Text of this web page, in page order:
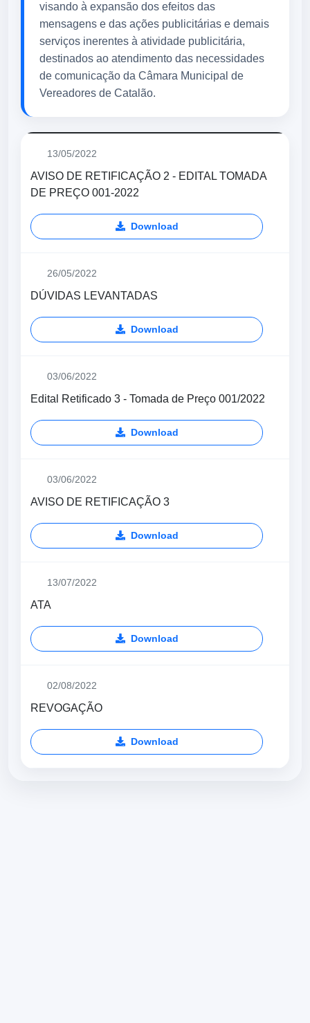
visando à expansão dos efeitos das
mensagens e das ações publicitárias e demais
serviços inerentes à atividade publicitária,
destinados ao atendimento das necessidades
de comunicação da Câmara Municipal de
Vereadores de Catalão.
13/05/2022
AVISO DE RETIFICAÇÃO 2 - EDITAL TOMADA
DE PREÇO 001-2022
Download
26/05/2022
DÚVIDAS LEVANTADAS
Download
03/06/2022
Edital Retificado 3 - Tomada de Preço 001/2022
Download
03/06/2022
AVISO DE RETIFICAÇÃO 3
Download
13/07/2022
ATA
Download
02/08/2022
REVOGAÇÃO
Download